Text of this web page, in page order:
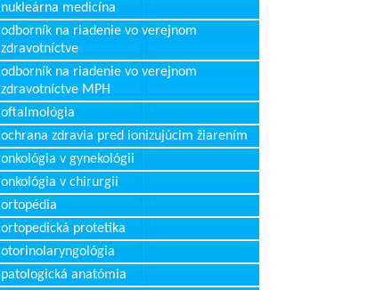
nukleárna medicína
odborník na riadenie vo verejnom
zdravotníctve
odborník na riadenie vo verejnom
zdravotníctve MPH
oftalmológia
ochrana zdravia pred ionizujúcim žiarením
onkológia v gynekológii
onkológia v chirurgii
ortopédia
ortopedická protetika
otorinolaryngológia
patologická anatómia